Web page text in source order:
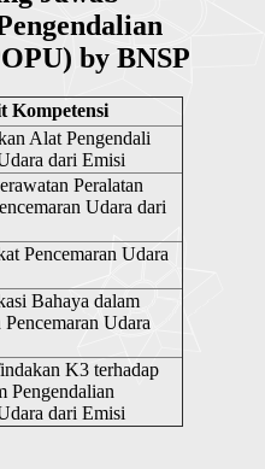
by BNSP
Kompetensi
Alat Pengendali
dari Emisi
Peralatan
Udara dari
Pencemaran Udara
Bahaya dalam
Udara
K3 terhadap
Pengendalian
dari Emisi